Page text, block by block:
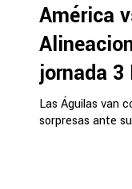
América
jornada
Las Águilas van
sorpresas ante